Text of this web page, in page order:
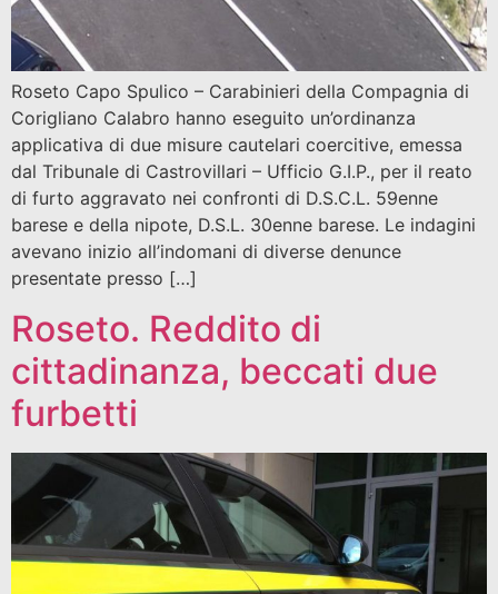
Roseto Capo Spulico – Carabinieri della Compagnia di
Corigliano Calabro hanno eseguito un’ordinanza
applicativa di due misure cautelari coercitive, emessa
dal Tribunale di Castrovillari – Ufficio G.I.P., per il reato
di furto aggravato nei confronti di D.S.C.L. 59enne
barese e della nipote, D.S.L. 30enne barese. Le indagini
avevano inizio all’indomani di diverse denunce
presentate presso […]
Roseto. Reddito di
cittadinanza, beccati due
furbetti